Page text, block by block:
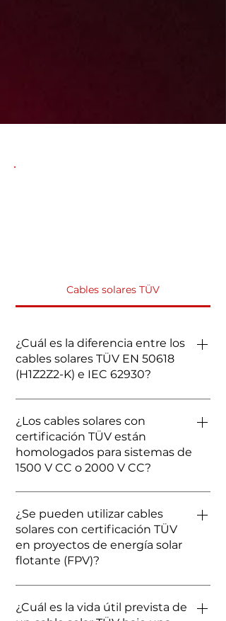
Cables solares TÜV
¿Cuál es la diferencia entre los
cables solares TÜV EN 50618
(H1Z2Z2-K) e IEC 62930?
fundamentales para los cables
solares modernos, la EN 50618 es
la norma europea y la IEC 62930
su equivalente internacional. En
2026, los cables de FRCABLE con
certificación TÜV cumplirán con
ambas normas, lo que garantiza
su aceptación global para
sistemas de 1500 V CC.
¿Los cables solares con
certificación TÜV están
homologados para sistemas de
1500 V CC o 2000 V CC?
están diseñados para 1500 V CC.
Sin embargo, con el auge de los
proyectos a gran escala de alta
capacidad, FRCABLE también
ofrece cables avanzados probados
para 2000 V CC para adaptarse a
los inversores de última
¿Se pueden utilizar cables
solares con certificación TÜV
en proyectos de energía solar
flotante (FPV)?
de TÜV no es suficiente. Para
¿Cuál es la vida útil prevista de